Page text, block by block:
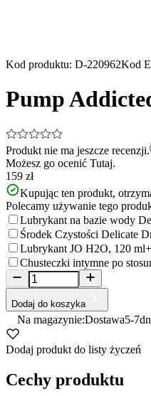
Kod produktu: D-220962Kod
Pump
Produkt nie ma jeszcze recenzji.
Możesz go ocenić Tutaj.
159 zł
Kupując ten produkt,
Polecamy używanie tego
Lubrykant na bazie wody
Środek Czystości Delicate
Lubrykant JO H2O, 120 ml
Chusteczki intymne po
Dodaj do koszyka
Na magazynie:Dostawa5-7
Dodaj produkt do listy życzeń
Cechy produktu